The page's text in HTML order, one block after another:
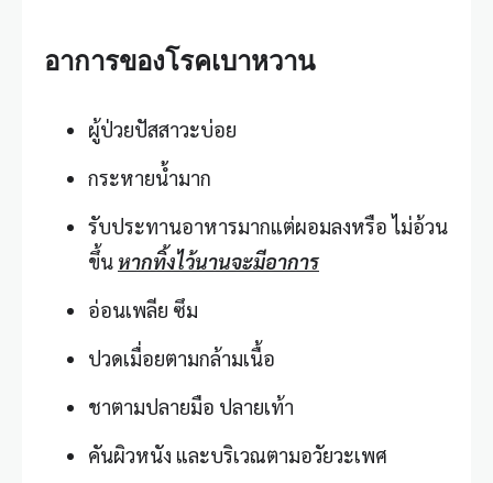
อาการของโรคเบาหวาน
ผู้ป่วยปัสสาวะบ่อย
กระหายน้ำมาก
รับประทานอาหารมากแต่ผอมลงหรือ ไม่อ้วน
ขึ้น หากทิ้งไว้นานจะมีอาการ
อ่อนเพลีย ซึม
ปวดเมื่อยตามกล้ามเนื้อ
ชาตามปลายมือ ปลายเท้า
คันผิวหนัง และบริเวณตามอวัยวะเพศ